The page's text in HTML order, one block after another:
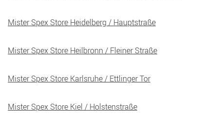
Mister Spex Store Heidelberg / Hauptstraße
Mister Spex Store Heilbronn / Fleiner Straße
Mister Spex Store Karlsruhe / Ettlinger Tor
Mister Spex Store Kiel / Holstenstraße